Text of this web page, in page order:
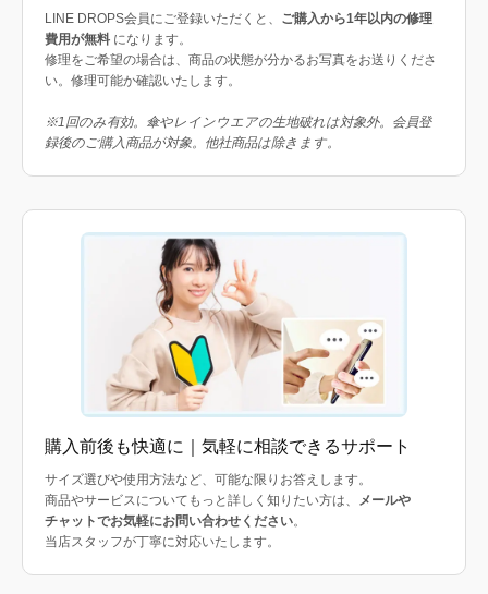
LINE DROPS会員にご登録いただくと、 ご購入から1年以内の修理
費用が無料 になります。
修理をご希望の場合は、商品の状態が分かるお写真をお送りくださ
い。修理可能か確認いたします。
※1回のみ有効。傘やレインウエアの生地破れは対象外。会員登
録後のご購入商品が対象。他社商品は除きます。
購入前後も快適に｜気軽に相談できるサポート
サイズ選びや使用方法など、可能な限りお答えします。
商品やサービスについてもっと詳しく知りたい方は、
メールや
チャットでお気軽にお問い合わせください。
当店スタッフが丁寧に対応いたします。